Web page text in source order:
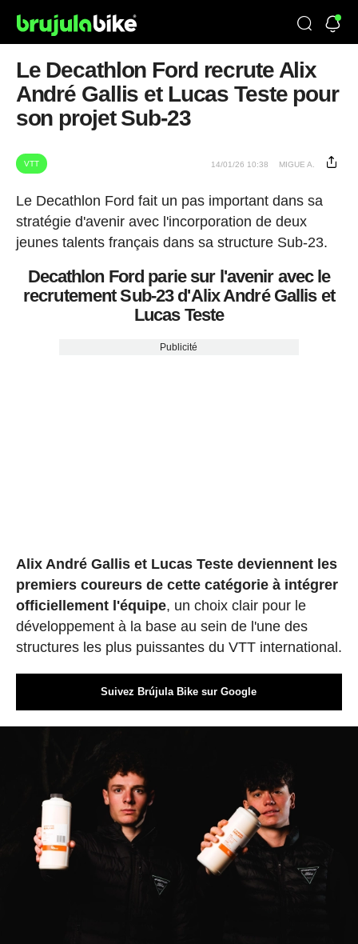
Le Decathlon Ford recrute Alix
André Gallis et Lucas Teste pour
son projet Sub-23
VTT 14/01/26 10:38 MIGUE A.
Le Decathlon Ford fait un pas important dans sa
stratégie d'avenir avec l'incorporation de deux
jeunes talents français dans sa structure Sub-23.
Decathlon Ford parie sur l'avenir avec le
recrutement Sub-23 d'Alix André Gallis et
Lucas Teste
Publicité
Alix André Gallis et Lucas Teste deviennent les
premiers coureurs de cette catégorie à intégrer
officiellement l'équipe, un choix clair pour le
développement à la base au sein de l'une des
structures les plus puissantes du VTT international.
Suivez Brújula Bike sur Google